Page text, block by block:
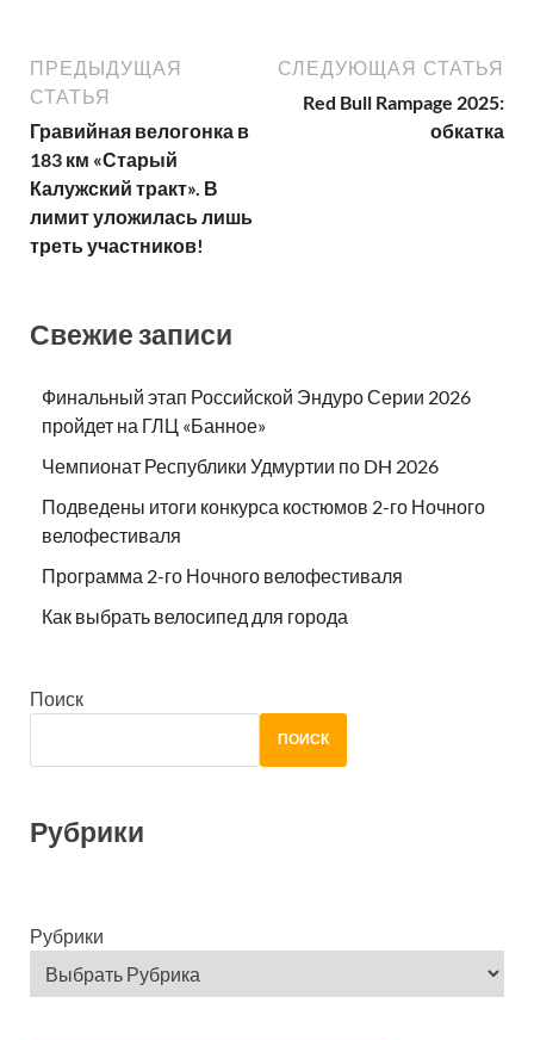
ПРЕДЫДУЩАЯ
СТАТЬЯ
Гравийная велогонка в
183 км «Старый
Калужский тракт». В
лимит уложилась лишь
треть участников!
СЛЕДУЮЩАЯ СТАТЬЯ
Red Bull Rampage 2025:
обкатка
Свежие записи
Финальный этап Российской Эндуро Серии 2026
пройдет на ГЛЦ «Банное»
Чемпионат Республики Удмуртии по DH 2026
Подведены итоги конкурса костюмов 2-го Ночного
велофестиваля
Программа 2-го Ночного велофестиваля
Как выбрать велосипед для города
Поиск
ПОИСК
Рубрики
Рубрики